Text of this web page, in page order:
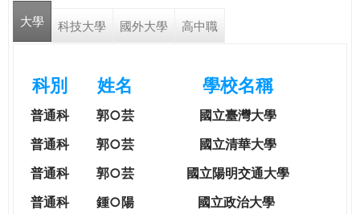
e
e
大學 科技大學 國外大學 高中職
科別 姓名 學校名稱
普通科 郭○芸
國立臺灣大學
普通科
郭○芸
國立清華大學
普通科
郭○芸
國立陽明交通大學
普通科
鍾○陽
國立政治大學